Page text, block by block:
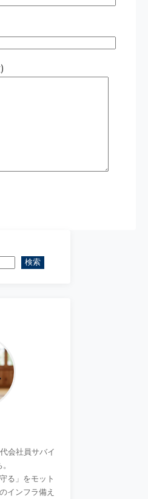
検索
会社員サバイ
る」をモット
インフラ備え